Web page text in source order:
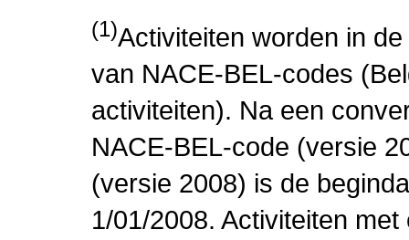
(1)Activiteiten worden in
van NACE-BEL-codes
activiteiten). Na een
NACE-BEL-code (versie
(versie 2008) is de
1/01/2008. Activiteiten